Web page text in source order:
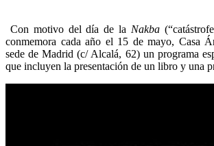
Con motivo del día de la Nakba
conmemora cada año el 15 de mayo, Casa
sede de Madrid (c/ Alcalá, 62) un programa
que incluyen la presentación de un libro y una